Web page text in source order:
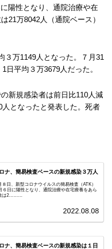
陽性となり、通院治療や在
21万8042人（通院ベース）
３万1149人となった。７月31
日平均３万3679人だった。
新規感染者は前日比110人減
となったと発表した。死者
ナ、簡易検査ベースの新規感染３万人
８日、新型コロナウイルスの簡易検査（ATK）
６日に陽性となり、通院治療や在宅療養をあら
は2………
2022.08.08
ナ、簡易検査ベースの新規感染は１日